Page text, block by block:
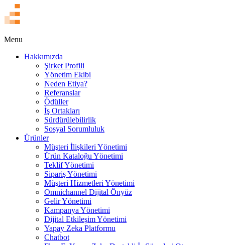
Menu
Hakkımızda
Şirket Profili
Yönetim Ekibi
Neden Etiya?
Referanslar
Ödüller
İş Ortakları
Sürdürülebilirlik
Sosyal Sorumluluk
Ürünler
Müşteri İlişkileri Yönetimi
Ürün Kataloğu Yönetimi
Teklif Yönetimi
Sipariş Yönetimi
Müşteri Hizmetleri Yönetimi
Omnichannel Dijital Önyüz
Gelir Yönetimi
Kampanya Yönetimi
Dijital Etkileşim Yönetimi
Yapay Zeka Platformu
Chatbot